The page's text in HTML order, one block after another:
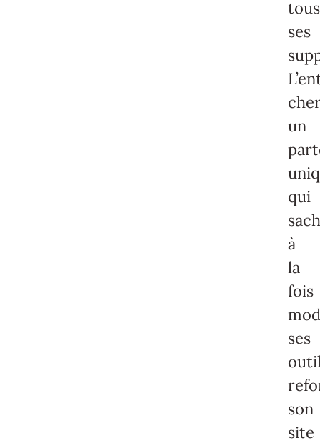
tous
ses
un
qui
à
la
fois
ses
son
site